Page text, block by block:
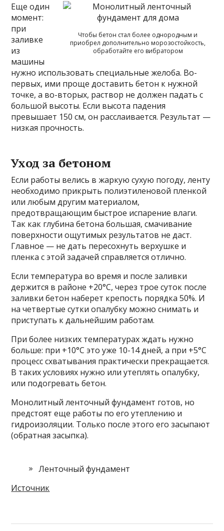
Чтобы бетон стал более однородным и
приобрел дополнительно морозостойкость,
обработайте его вибратором
Еще один
момент:
при
заливке
из
машины
нужно использовать специальные желоба. Во-
первых, ими проще доставить бетон к нужной
точке, а во-вторых, раствор не должен падать с
большой высоты. Если высота падения
превышает 150 см, он расслаивается. Результат —
низкая прочность.
Уход за бетоном
Если работы велись в жаркую сухую погоду, ленту
необходимо прикрыть полиэтиленовой пленкой
или любым другим материалом,
предотвращающим быстрое испарение влаги.
Так как глубина бетона большая, смачивание
поверхности ощутимых результатов не даст.
Главное — не дать пересохнуть верхушке и
пленка с этой задачей справляется отлично.
Если температура во время и после заливки
держится в районе +20°C, через трое суток после
заливки бетон наберет крепость порядка 50%. И
на четвертые сутки опалубку можно снимать и
приступать к дальнейшим работам.
При более низких температурах ждать нужно
больше: при +10°C это уже 10-14 дней, а при +5°C
процесс схватывания практически прекращается.
В таких условиях нужно или утеплять опалубку,
или подогревать бетон.
Монолитный ленточный фундамент готов, но
предстоят еще работы по его утеплению и
гидроизоляции. Только после этого его засыпают
(обратная засыпка).
Ленточный фундамент
Источник